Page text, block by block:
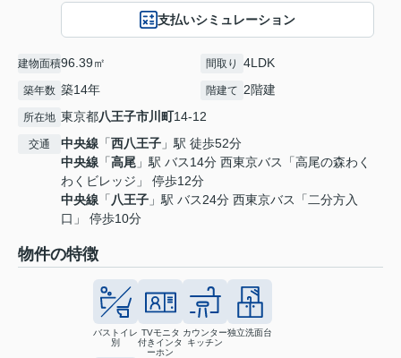
支払いシミュレーション
建物面積96.39㎡ 間取り 4LDK
築年数 築14年 階建て 2階建
所在地 東京都八王子市川町14-12
交通 中央線 「西八王子 」駅 徒歩52分
中央線 「高尾 」駅 バス14分 西東京バス「高尾の森わく
わくビレッジ」 停歩12分
中央線 「 八王子 」駅 バス24分 西東京バス「二分方入
口」 停歩10分
物件の特徴
バストイレ
別
TVモニタ
付きインタ
ーホン
カウンター
キッチン
独立洗面台